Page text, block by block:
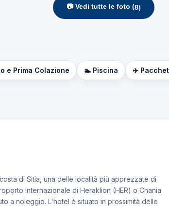
📷 Vedi tutte le foto (8)
e Prima Colazione 🏊 Piscina ✈️
di Sitia, una delle località più apprezzate di
Internazionale di Heraklion (HER) o Chania
a noleggio. L'hotel è situato in prossimità delle